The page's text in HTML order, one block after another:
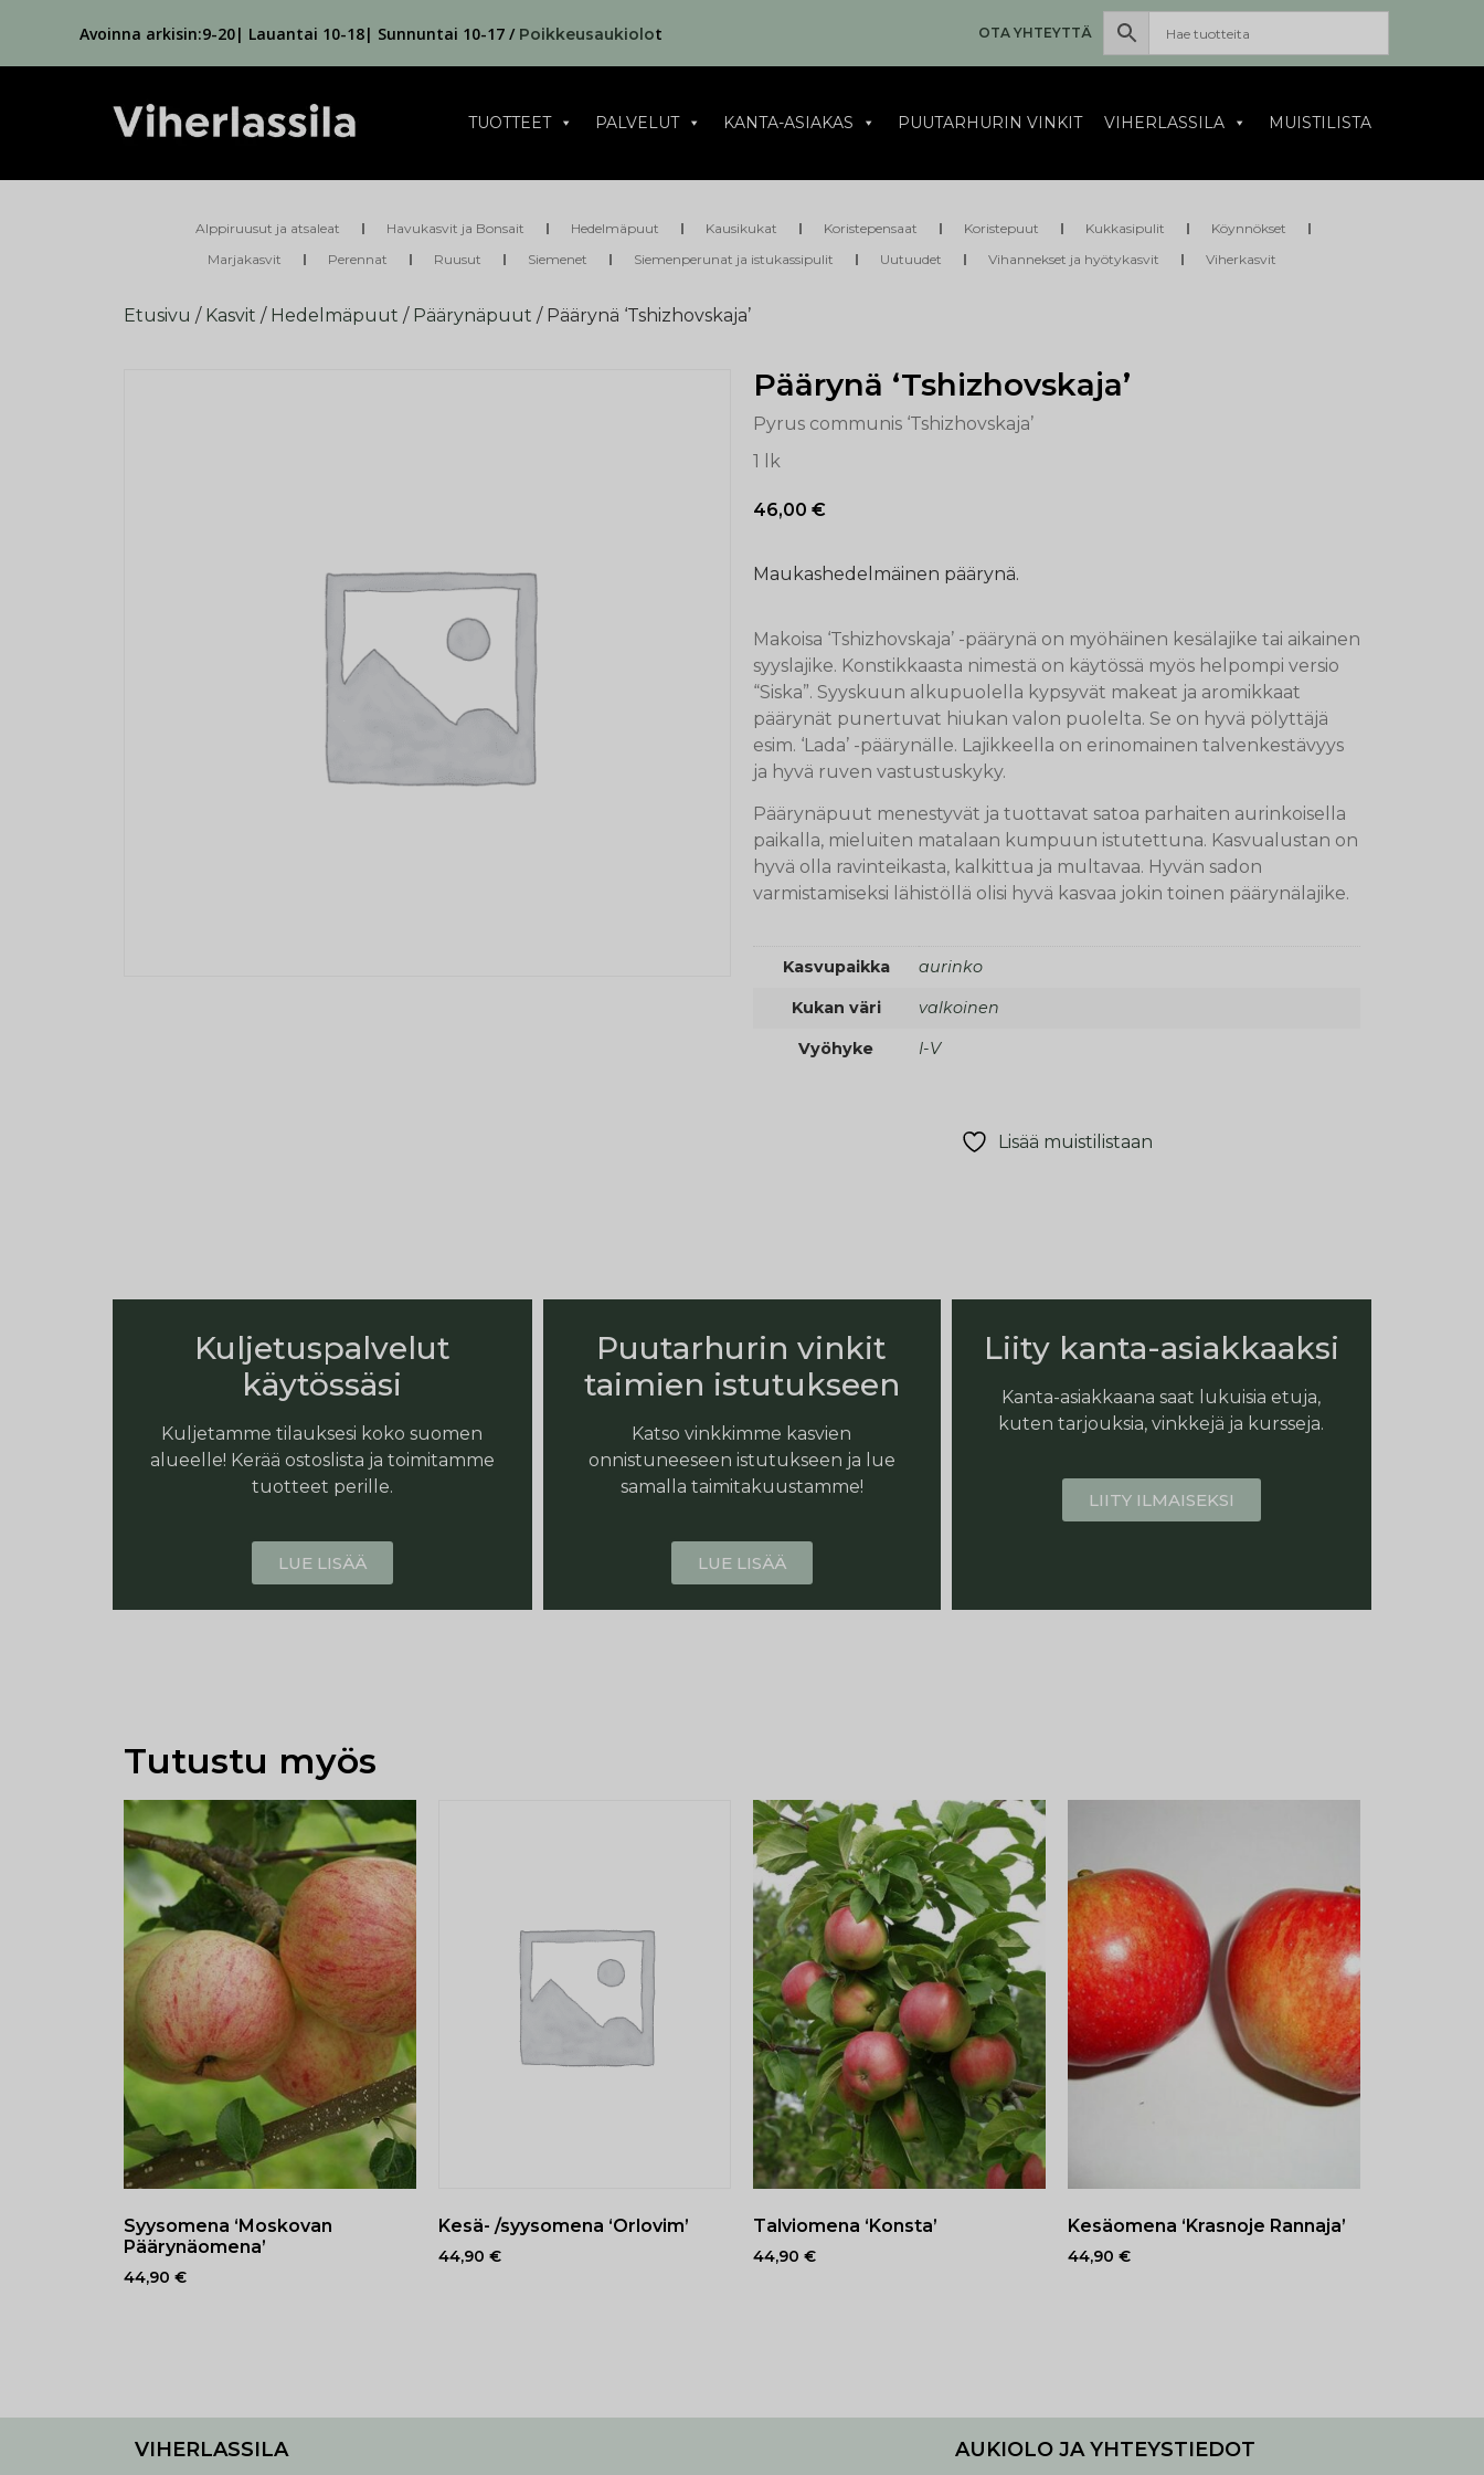
Avoinna arkisin:9-20| Lauantai 10-18| Sunnuntai 10-17 / Poikkeusaukiolot OTA YHTEYTTÄ
TUOTTEET PALVELUT KANTA-ASIAKAS PUUTARHURIN VINKIT VIHERLASSILA MUISTILISTA
Alppiruusut ja atsaleat Havukasvit ja Bonsait Hedelmäpuut Kausikukat Koristepensaat Koristepuut Kukkasipulit
Köynnökset
Marjakasvit
Perennat Ruusut Siemenet Siemenperunat ja istukassipulit Uutuudet Vihannekset ja hyötykasvit Viherkasvit
Etusivu / Kasvit / Hedelmäpuut / Päärynäpuut / Päärynä ‘Tshizhovskaja’
Päärynä ‘Tshizhovskaja’
Pyrus communis ‘Tshizhovskaja’
1 lk
46,00 €
Maukashedelmäinen päärynä.
Makoisa ‘Tshizhovskaja’ -päärynä on myöhäinen kesälajike tai aikainen
syyslajike. Konstikkaasta nimestä on käytössä myös helpompi versio
“Siska”. Syyskuun alkupuolella kypsyvät makeat ja aromikkaat
päärynät punertuvat hiukan valon puolelta. Se on hyvä pölyttäjä
esim. ‘Lada’ -päärynälle. Lajikkeella on erinomainen talvenkestävyys
ja hyvä ruven vastustuskyky.
Päärynäpuut menestyvät ja tuottavat satoa parhaiten aurinkoisella
paikalla, mieluiten matalaan kumpuun istutettuna. Kasvualustan on
hyvä olla ravinteikasta, kalkittua ja multavaa. Hyvän sadon
varmistamiseksi lähistöllä olisi hyvä kasvaa jokin toinen päärynälajike.
Kasvupaikka aurinko
Kukan väri valkoinen
Vyöhyke I-V
Lisää muistilistaan
Kuljetuspalvelut
käytössäsi
Kuljetamme tilauksesi koko suomen
alueelle! Kerää ostoslista ja toimitamme
tuotteet perille.
LUE LISÄÄ
Puutarhurin vinkit
taimien istutukseen
Katso vinkkimme kasvien
onnistuneeseen istutukseen ja lue
samalla taimitakuustamme!
LUE LISÄÄ
Liity kanta-asiakkaaksi
Kanta-asiakkaana saat lukuisia etuja,
kuten tarjouksia, vinkkejä ja kursseja.
LIITY ILMAISEKSI
Tutustu myös
Syysomena ‘Moskovan
Päärynäomena’
44,90 €
Kesä- /syysomena ‘Orlovim’
44,90 €
Talviomena ‘Konsta’
44,90 €
Kesäomena ‘Krasnoje Rannaja’
44,90 €
VIHERLASSILA AUKIOLO JA YHTEYSTIEDOT